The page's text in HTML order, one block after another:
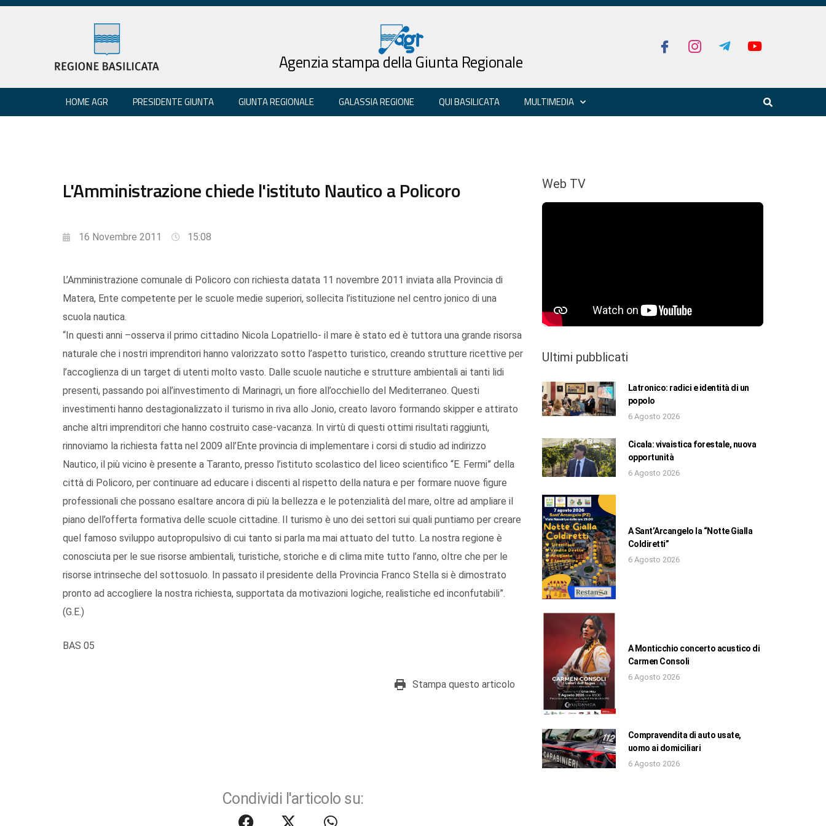
Agenzia stampa della Giunta Regionale
HOME AGR PRESIDENTE GIUNTA GIUNTA REGIONALE GALASSIA REGIONE QUI BASILICATA MULTIMEDIA
L'Amministrazione chiede l'istituto Nautico a Policoro
16 Novembre 2011 15:08
L’Amministrazione comunale di Policoro con richiesta datata 11 novembre 2011 inviata alla Provincia di
Matera, Ente competente per le scuole medie superiori, sollecita l’istituzione nel centro jonico di una
scuola nautica.
“In questi anni –osserva il primo cittadino Nicola Lopatriello- il mare è stato ed è tuttora una grande risorsa
naturale che i nostri imprenditori hanno valorizzato sotto l’aspetto turistico, creando strutture ricettive per
l’accoglienza di un target di utenti molto vasto. Dalle scuole nautiche e strutture ambientali ai tanti lidi
presenti, passando poi all’investimento di Marinagri, un fiore all’occhiello del Mediterraneo. Questi
investimenti hanno destagionalizzato il turismo in riva allo Jonio, creato lavoro formando skipper e attirato
anche altri imprenditori che hanno costruito case-vacanza. In virtù di questi ottimi risultati raggiunti,
rinnoviamo la richiesta fatta nel 2009 all’Ente provincia di implementare i corsi di studio ad indirizzo
Nautico, il più vicino è presente a Taranto, presso l’istituto scolastico del liceo scientifico “E. Fermi” della
città di Policoro, per continuare ad educare i discenti al rispetto della natura e per formare nuove figure
professionali che possano esaltare ancora di più la bellezza e le potenzialità del mare, oltre ad ampliare il
piano dell’offerta formativa delle scuole cittadine. Il turismo è uno dei settori sui quali puntiamo per creare
quel famoso sviluppo autopropulsivo di cui tanto si parla ma mai attuato del tutto. La nostra regione è
conosciuta per le sue risorse ambientali, turistiche, storiche e di clima mite tutto l’anno, oltre che per le
risorse intrinseche del sottosuolo. In passato il presidente della Provincia Franco Stella si è dimostrato
pronto ad accogliere la nostra richiesta, supportata da motivazioni logiche, realistiche ed inconfutabili”.
(G.E.)
BAS 05
Stampa questo articolo
Condividi l'articolo su:
Web TV
Ultimi pubblicati
Latronico: radici e identità di un
popolo
6 Agosto 2026
Cicala: vivaistica forestale, nuova
opportunità
6 Agosto 2026
A Sant’Arcangelo la “Notte Gialla
Coldiretti”
6 Agosto 2026
A Monticchio concerto acustico di
Carmen Consoli
6 Agosto 2026
Compravendita di auto usate,
uomo ai domiciliari
6 Agosto 2026